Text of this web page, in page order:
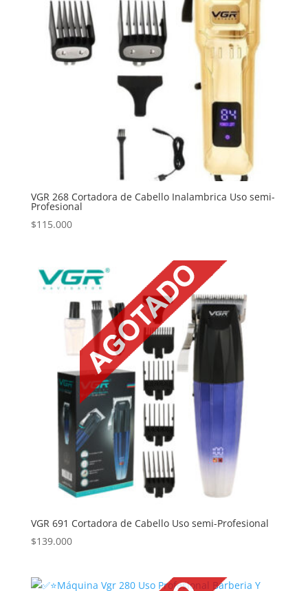
VGR 268 Cortadora de Cabello Inalambrica Uso semi-
Profesional
$115.000
VGR 691 Cortadora de Cabello Uso semi-Profesional
$139.000